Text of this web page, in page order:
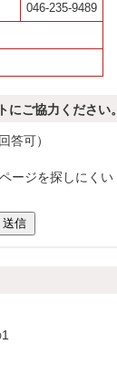
046-235-9489
ご協力ください。
答可）
ページを探しにくい
送信